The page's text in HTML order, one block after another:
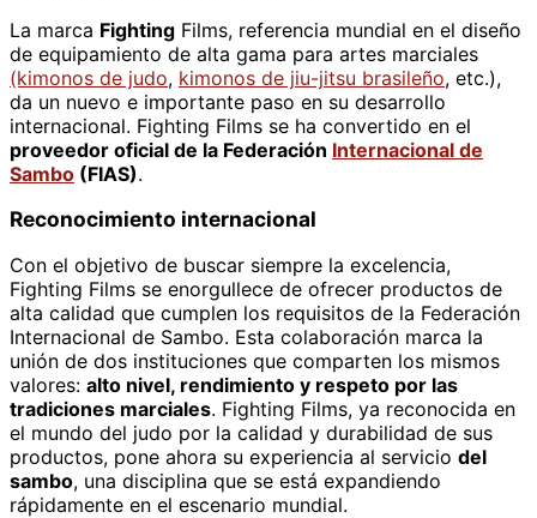
La marca Fighting Films, referencia mundial en el diseño
de equipamiento de alta gama para artes marciales
(kimonos de judo, kimonos de jiu-jitsu brasileño, etc.),
da un nuevo e importante paso en su desarrollo
internacional. Fighting Films se ha convertido en el
proveedor oficial de la Federación Internacional de
Sambo (FIAS).
Reconocimiento internacional
Con el objetivo de buscar siempre la excelencia,
Fighting Films se enorgullece de ofrecer productos de
alta calidad que cumplen los requisitos de la Federación
Internacional de Sambo. Esta colaboración marca la
unión de dos instituciones que comparten los mismos
valores: alto nivel, rendimiento y respeto por las
tradiciones marciales. Fighting Films, ya reconocida en
el mundo del judo por la calidad y durabilidad de sus
productos, pone ahora su experiencia al servicio del
sambo, una disciplina que se está expandiendo
rápidamente en el escenario mundial.